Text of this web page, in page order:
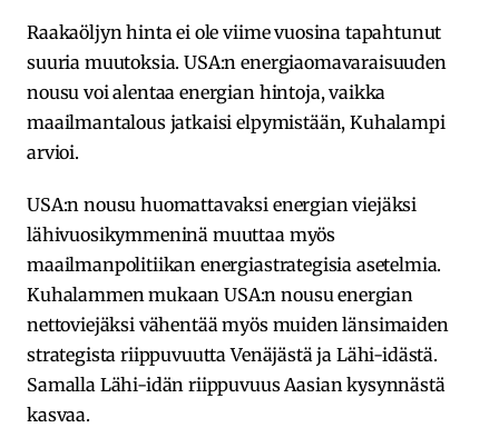
Raakaöljyn hinta ei ole viime vuosina tapahtunut
suuria muutoksia. USA:n energiaomavaraisuuden
nousu voi alentaa energian hintoja, vaikka
maailmantalous jatkaisi elpymistään, Kuhalampi
arvioi.
USA:n nousu huomattavaksi energian viejäksi
lähivuosikymmeninä muuttaa myös
maailmanpolitiikan energiastrategisia asetelmia.
Kuhalammen mukaan USA:n nousu energian
nettoviejäksi vähentää myös muiden länsimaiden
strategista riippuvuutta Venäjästä ja Lähi-idästä.
Samalla Lähi-idän riippuvuus Aasian kysynnästä
kasvaa.